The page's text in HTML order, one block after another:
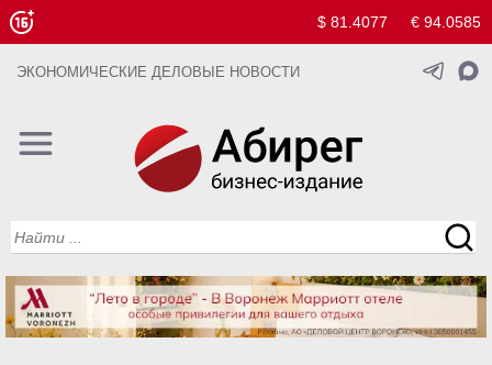
$ 81.4077 € 94.0585
ЭКОНОМИЧЕСКИЕ ДЕЛОВЫЕ НОВОСТИ